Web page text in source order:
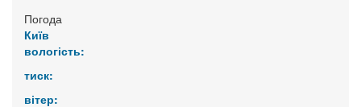
Погода
Київ
вологість:
тиск:
вітер: